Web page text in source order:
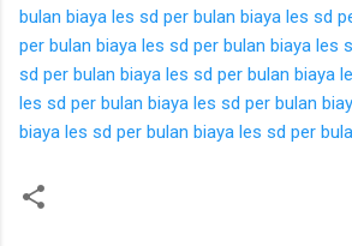
bulan biaya les sd per bulan biaya les sd
per bulan biaya les sd per bulan biaya les
sd per bulan biaya les sd per bulan biaya
les sd per bulan biaya les sd per bulan
biaya les sd per bulan biaya les sd per